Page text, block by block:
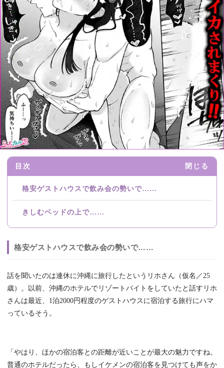
目次 閉じる
格安ゲストハウスで飲み会の勢いで……
きしむベッドの上で……
格安ゲストハウスで飲み会の勢いで……
話を聞いたのは連休に沖縄に旅行したというリホさん（仮名／25
歳）。以前、沖縄のホテルでリゾートバイトをしていたと話すリホ
さんは最近、1泊2000円程度のゲストハウスに宿泊する旅行にハマ
っているそう。
「やはり、ほかの宿泊客との距離が近いことが最大の魅力ですね。
普通のホテルだったら、もしイケメンの宿泊客を見つけても声をか